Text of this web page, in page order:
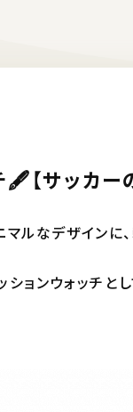
サッカーの
ルなデザインに
ションウォッチ